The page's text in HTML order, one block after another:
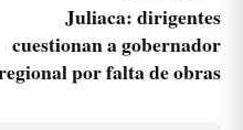
Juliaca: dirigentes
cuestionan a gobernador
por falta de obras